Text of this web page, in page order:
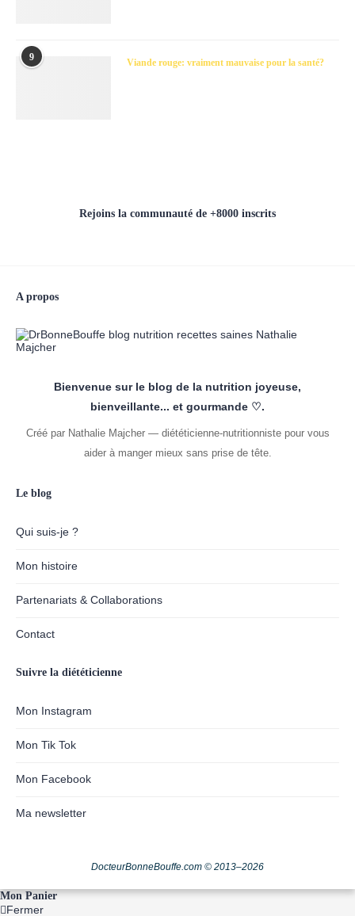
9 Viande rouge: vraiment mauvaise pour la santé?
Rejoins la communauté de +8000 inscrits
A propos
Bienvenue sur le blog de la nutrition joyeuse,
bienveillante... et gourmande ♡.
Créé par Nathalie Majcher — diététicienne-nutritionniste pour vous
aider à manger mieux sans prise de tête.
Le blog
Qui suis-je ?
Mon histoire
Partenariats & Collaborations
Contact
Suivre la diététicienne
Mon Instagram
Mon Tik Tok
Mon Facebook
Ma newsletter
DocteurBonneBouffe.com © 2013–2026
Mon Panier
Fermer